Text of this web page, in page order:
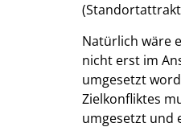
Natürlich wäre
nicht erst im
umgesetzt
Zielkonfliktes
umgesetzt und